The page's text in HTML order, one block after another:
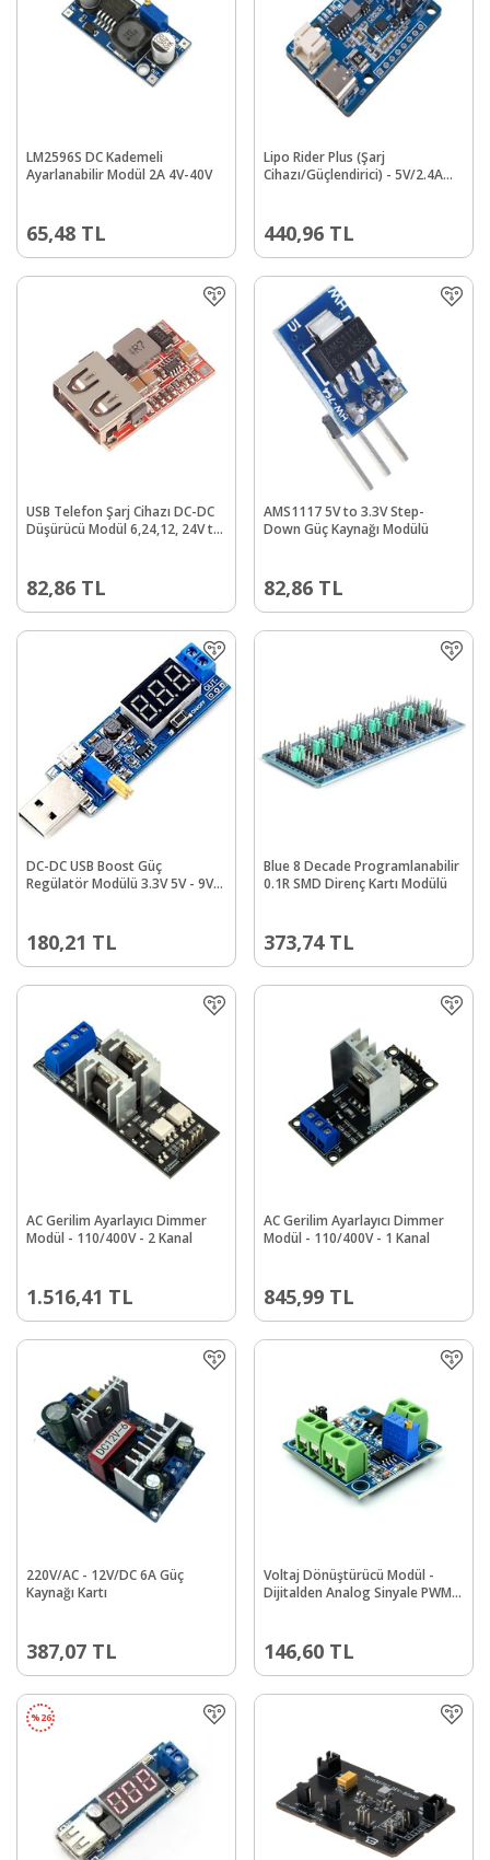
LM2596S DC Kademeli
Ayarlanabilir Modül 2A 4V-40V
65,48 TL
Lipo Rider Plus (Şarj
Cihazı/Güçlendirici) - 5V/2.4A
440,96 TL
USB Telefon Şarj Cihazı DC-DC
Düşürücü Modül 6,24,12, 24V to
82,86 TL
AMS1117 5V to 3.3V Step-
Down Güç Kaynağı Modülü
82,86 TL
DC-DC USB Boost Güç
Regülatör Modülü 3.3V 5V - 9V
180,21 TL
Blue 8 Decade Programlanabilir
0.1R SMD Direnç Kartı Modülü
373,74TL
AC Gerilim Ayarlayıcı Dimmer
Modül - 110/400V - 2 Kanal
1.516,41 TL
AC Gerilim Ayarlayıcı Dimmer
Modül - 110/400V - 1 Kanal
845,99 TL
220V/AC - 12V/DC 6A Güç
Kaynağı Kartı
387,07 TL
Voltaj Dönüştürücü Modül -
Dijitalden Analog Sinyale PWM
146,60 TL
%26